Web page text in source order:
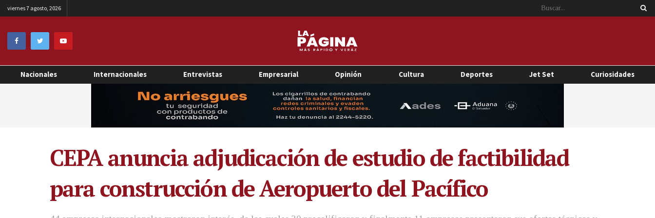
viernes 7 agosto, 2026
Nacionales Internacionales Entrevistas Empresarial Opinión Cultura Deportes Jet Set Curiosidades
CEPA anuncia adjudicación de estudio de factibilidad
para construcción de Aeropuerto del Pacífico